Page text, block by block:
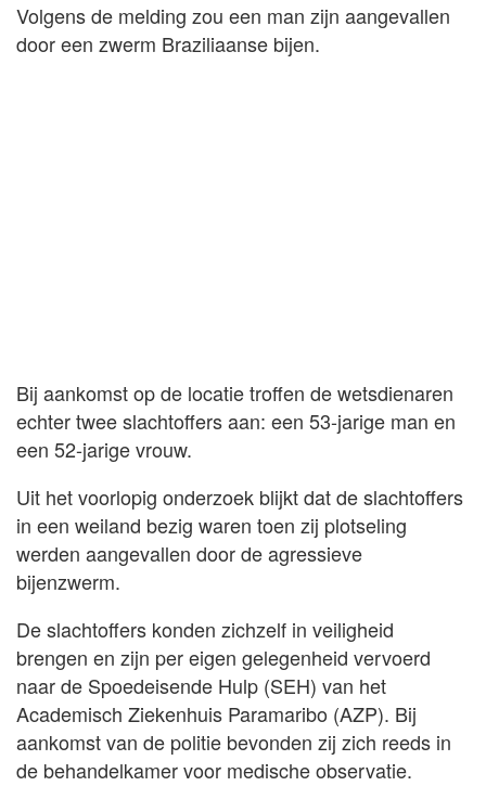
Volgens de melding zou een man zijn aangevallen
door een zwerm Braziliaanse bijen.
Bij aankomst op de locatie troffen de wetsdienaren
echter twee slachtoffers aan: een 53-jarige man en
een 52-jarige vrouw.
Uit het voorlopig onderzoek blijkt dat de slachtoffers
in een weiland bezig waren toen zij plotseling
werden aangevallen door de agressieve
bijenzwerm.
De slachtoffers konden zichzelf in veiligheid
brengen en zijn per eigen gelegenheid vervoerd
naar de Spoedeisende Hulp (SEH) van het
Academisch Ziekenhuis Paramaribo (AZP). Bij
aankomst van de politie bevonden zij zich reeds in
de behandelkamer voor medische observatie.